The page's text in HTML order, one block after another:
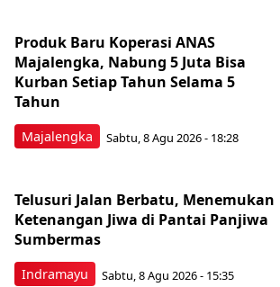
Majalengka
Produk Baru Koperasi ANAS
Majalengka, Nabung 5 Juta Bisa
Kurban Setiap Tahun Selama 5
Tahun
Sabtu, 8 Agu 2026 - 18:28
Indramayu
Telusuri Jalan Berbatu, Menemukan
Ketenangan Jiwa di Pantai Panjiwa
Sumbermas
Sabtu, 8 Agu 2026 - 15:35